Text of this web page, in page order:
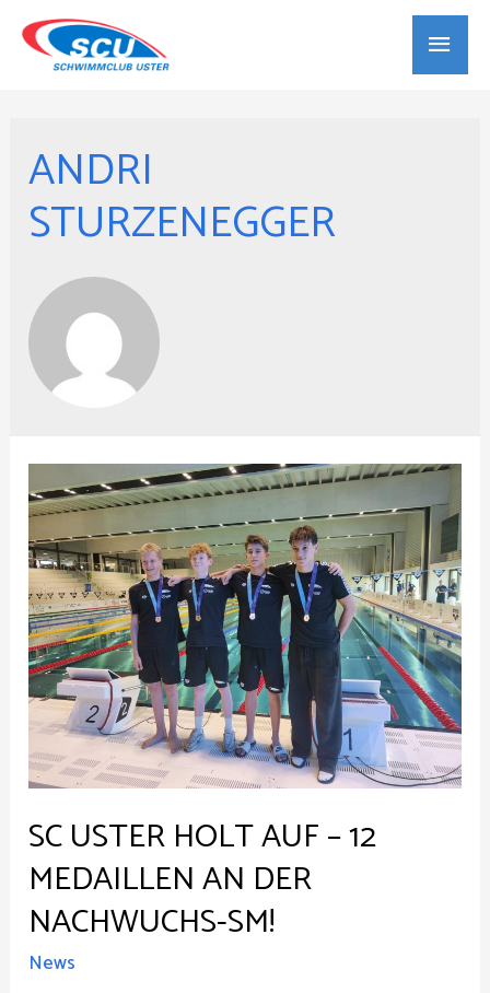
ANDRI
STURZENEGGER
SC USTER HOLT AUF – 12
MEDAILLEN AN DER
NACHWUCHS-SM!
News